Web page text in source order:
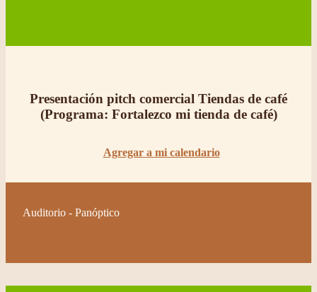
Presentación pitch comercial Tiendas de café
(Programa: Fortalezco mi tienda de café)
Agregar a mi calendario
Auditorio - Panóptico